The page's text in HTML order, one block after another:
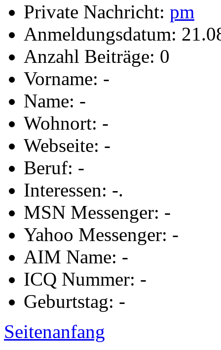
Private Nachricht: pm
Anmeldungsdatum:
Anzahl Beiträge: 0
Vorname: -
Name: -
Wohnort: -
Webseite: -
Beruf: -
Interessen: -.
MSN Messenger: -
Yahoo Messenger: -
AIM Name: -
ICQ Nummer: -
Geburtstag: -
Seitenanfang